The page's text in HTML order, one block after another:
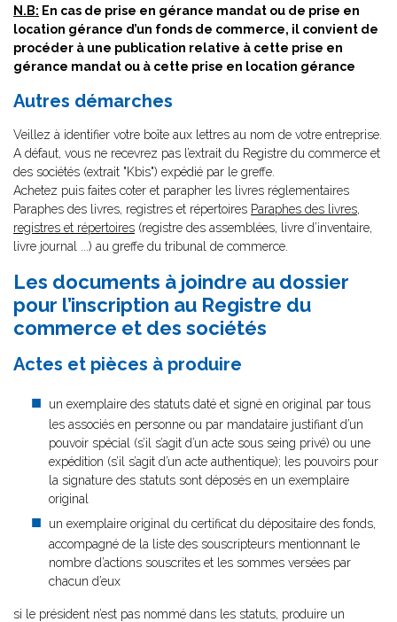
N.B: En cas de prise en gérance mandat ou de prise en
location gérance d’un fonds de commerce, il convient de
procéder à une publication relative à cette prise en
gérance mandat ou à cette prise en location gérance
Autres démarches
Veillez à identifier votre boîte aux lettres au nom de votre entreprise.
A défaut, vous ne recevrez pas l’extrait du Registre du commerce et
des sociétés (extrait "Kbis") expédié par le greffe.
Achetez puis faites coter et parapher les livres réglementaires
Paraphes des livres, registres et répertoires Paraphes des livres,
registres et répertoires (registre des assemblées, livre d’inventaire,
livre journal ...) au greffe du tribunal de commerce.
Les documents à joindre au dossier
pour l’inscription au Registre du
commerce et des sociétés
Actes et pièces à produire
un exemplaire des statuts daté et signé en original par tous
les associés en personne ou par mandataire justifiant d’un
pouvoir spécial (s’il s’agit d’un acte sous seing privé) ou une
expédition (s’il s’agit d’un acte authentique); les pouvoirs pour
la signature des statuts sont déposés en un exemplaire
original
un exemplaire original du certificat du dépositaire des fonds,
accompagné de la liste des souscripteurs mentionnant le
nombre d’actions souscrites et les sommes versées par
chacun d’eux
si le président n’est pas nommé dans les statuts, produire un